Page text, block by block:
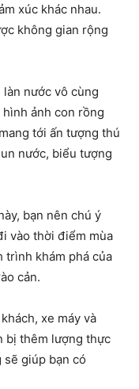
xúc khác nhau.
không gian rộng
nước vô cùng
ảnh con rồng
tới ấn tượng thú
nước, biểu tượng
bạn nên chú ý
vào thời điểm mùa
trình khám phá của
cản.
xe máy và
bị thêm lượng thực
giúp bạn có